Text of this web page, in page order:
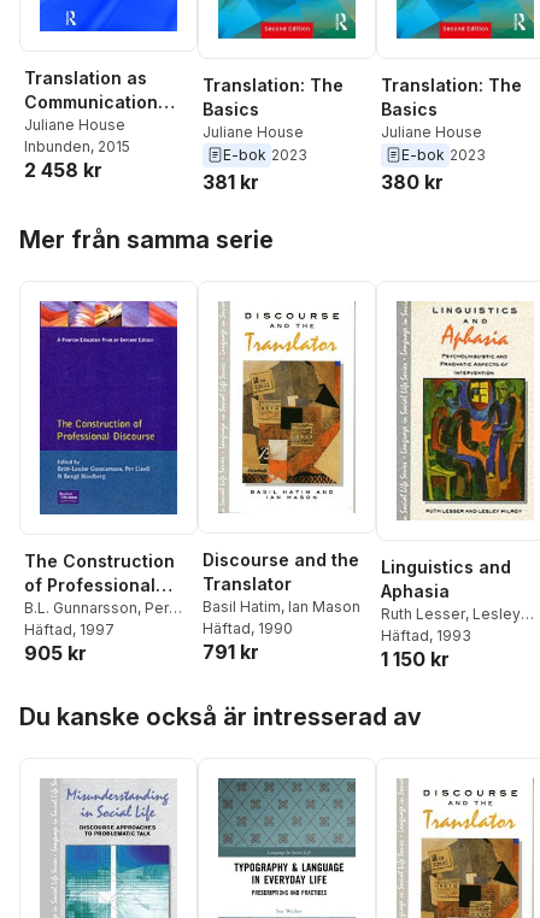
Translation as
Communication
across Languages
and Cultures
Juliane House
Inbunden, 2015
2 458 kr
Translation: The
Basics
Juliane House
E-bok 2023
381 kr
Translation: The
Basics
Juliane House
E-bok 2023
380 kr
Mer från samma serie
The Construction
of Professional
Discourse
B.L. Gunnarsson, Per
Linell,Bengt Nordberg
Häftad, 1997
905 kr
Discourse and the
Translator
Basil Hatim, Ian Mason
Häftad, 1990
791 kr
Linguistics and
Aphasia
Ruth Lesser, Lesley
Milroy
Häftad, 1993
1 150 kr
Du kanske också är intresserad av